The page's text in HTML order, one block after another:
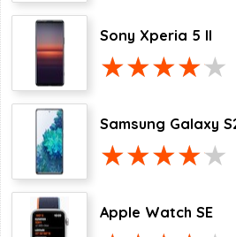
Sony Xperia 5 II
Samsung Galaxy
Apple Watch SE